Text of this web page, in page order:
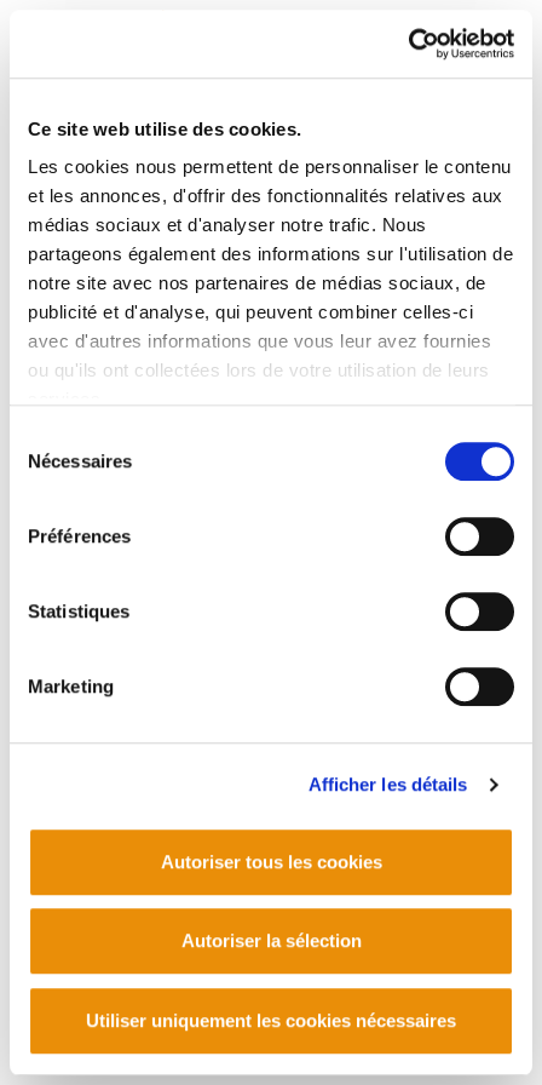
Ce site web utilise des cookies.
Les cookies nous permettent de personnaliser le contenu
et les annonces, d'offrir des fonctionnalités relatives aux
médias sociaux et d'analyser notre trafic. Nous
partageons également des informations sur l'utilisation de
notre site avec nos partenaires de médias sociaux, de
publicité et d'analyse, qui peuvent combiner celles-ci
avec d'autres informations que vous leur avez fournies
ou qu'ils ont collectées lors de votre utilisation de leurs
Nécessaires
Préférences
Statistiques
Marketing
Afficher les détails
Autoriser tous les cookies
Autoriser la sélection
Utiliser uniquement les cookies nécessaires
ELA Astekaria 424
ELA Astekaria 424.pdf 12.7 MB
PLAN DU SITE ACCESSIBILITÉ CONTACT
Manu Robles-Arangiz Institutua Fundazioa
Corderliers karrika 20 - 64100 Baiona -
Contact